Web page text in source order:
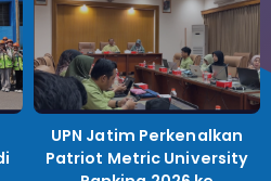
UPN Jatim Perkenalkan
Patriot Metric University